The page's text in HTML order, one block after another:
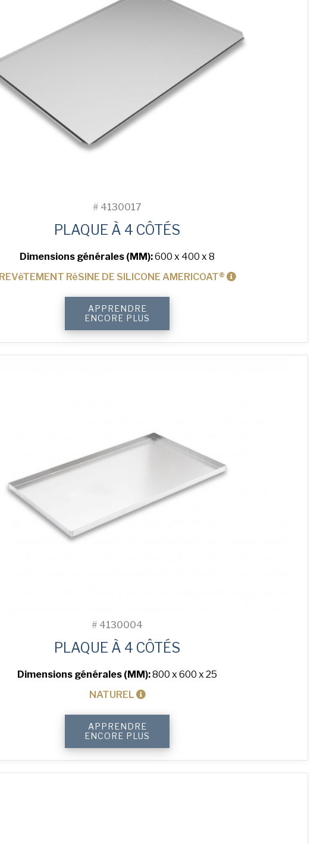
# 4130017
PLAQUE À 4 CÔTÉS
Dimensions générales (MM):600 x 400 x 8
REVêTEMENT RéSINE DE SILICONE AMERICOAT®
Sided
Baking
APPRENDRE
ENCORE PLUS
# 4130004
PLAQUE À 4 CÔTÉS
Dimensions générales (MM):800 x 600 x 25
NATUREL
Sided
Baking
APPRENDRE
ENCORE PLUS